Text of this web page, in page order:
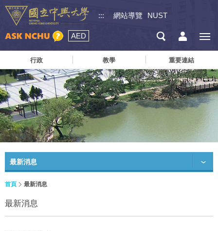
::: 網站導覽 NUST
AED
行政 教學 重要連結
最新消息
首頁 最新消息
最新消息